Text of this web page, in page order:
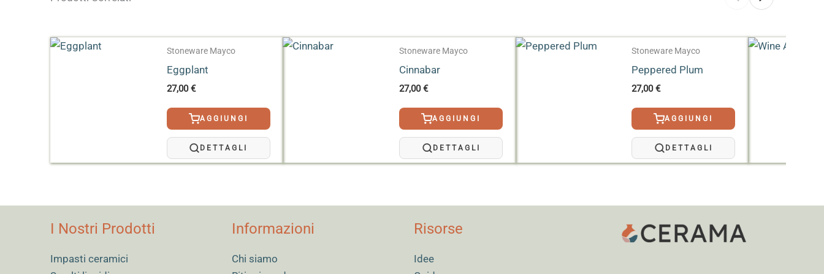
Speciale
Stoneware Mayco
Eggplant
27,00€
AGGIUNGI
DETTAGLI
Stoneware Mayco
Cinnabar
27,00€
AGGIUNGI
DETTAGLI
Stoneware Mayco
Peppered Plum
27,00€
AGGIUNGI
DETTAGLI
I Nostri Prodotti
Impasti ceramici
Informazioni
Chi siamo
Risorse
Idee